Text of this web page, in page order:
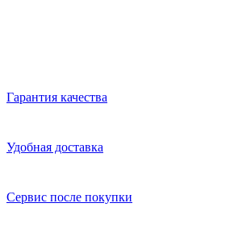
Гарантия качества
Удобная доставка
Сервис после покупки